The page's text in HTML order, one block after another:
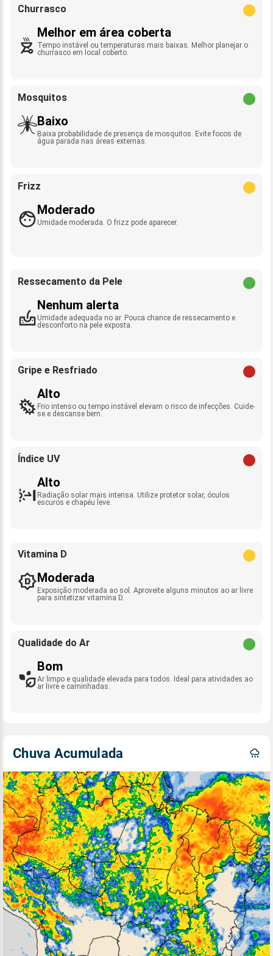
Churrasco
Melhor em área coberta
Tempo instável ou temperaturas mais baixas. Melhor planejar o
churrasco em local coberto.
Mosquitos
Baixo
Baixa probabilidade de presença de mosquitos. Evite focos de
água parada nas áreas externas.
Frizz
Moderado
Umidade moderada. O frizz pode aparecer.
Ressecamento da Pele
Nenhum alerta
Umidade adequada no ar. Pouca chance de ressecamento e
desconforto na pele exposta.
Gripe e Resfriado
Alto
Frio intenso ou tempo instável elevam o risco de infecções. Cuide-
se e descanse bem.
Índice UV
Alto
Radiação solar mais intensa. Utilize protetor solar, óculos
escuros e chapéu leve.
Vitamina D
Moderada
Exposição moderada ao sol. Aproveite alguns minutos ao ar livre
para sintetizar vitamina D.
Qualidade do Ar
Bom
Ar limpo e qualidade elevada para todos. Ideal para atividades ao
ar livre e caminhadas.
Chuva Acumulada